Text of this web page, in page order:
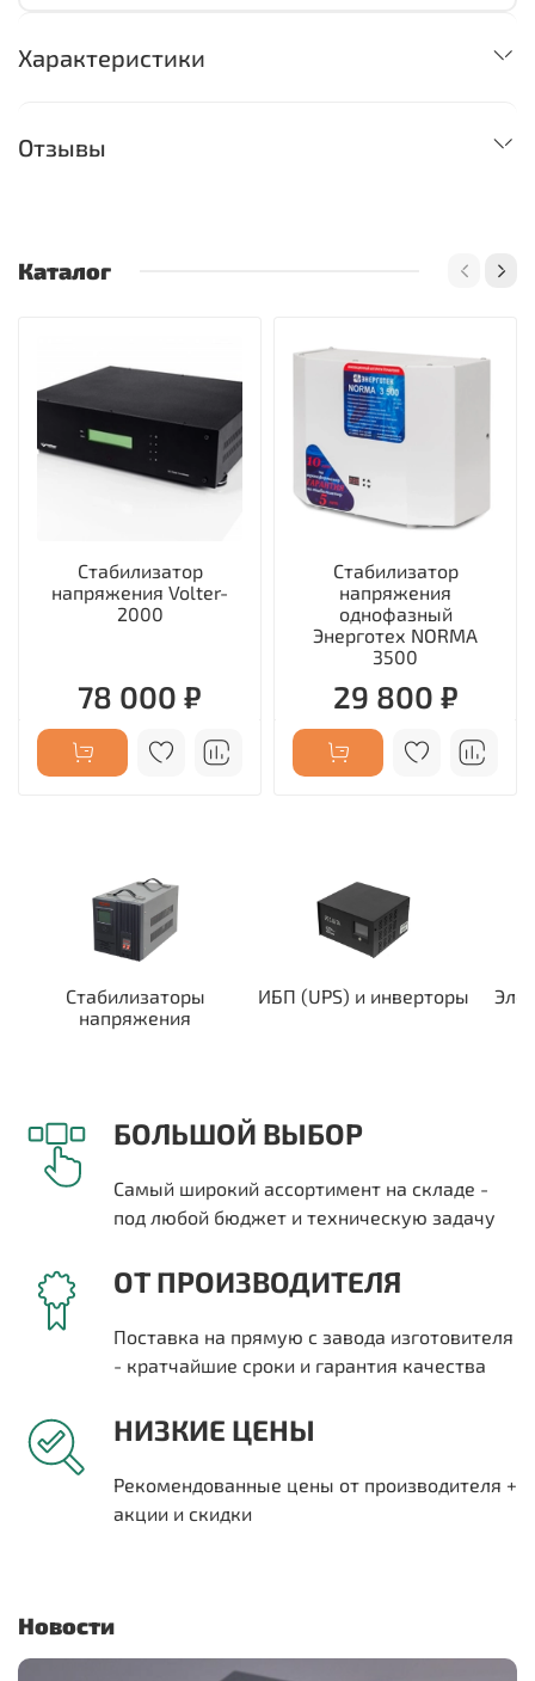
Характеристики
Отзывы
Каталог
Стабилизатор
напряжения Volter-
2000
78 000 ₽
Стабилизатор
напряжения
однофазный
Энерготех NORMA
3500
29 800 ₽
Стабилизаторы
напряжения
ИБП (UPS) и инверторы
БОЛЬШОЙ ВЫБОР
Самый широкий ассортимент на складе -
под любой бюджет и техническую задачу
ОТ ПРОИЗВОДИТЕЛЯ
Поставка на прямую с завода изготовителя
- кратчайшие сроки и гарантия качества
НИЗКИЕ ЦЕНЫ
Рекомендованные цены от производителя +
акции и скидки
Новости